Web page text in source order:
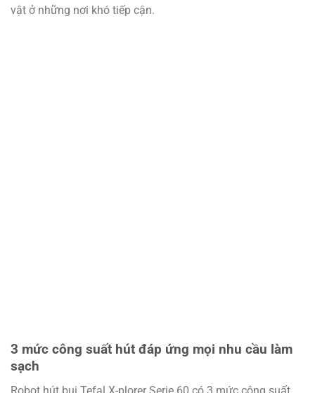
vật ở những nơi khó tiếp cận.
3 mức công suất hút đáp ứng mọi nhu cầu làm
sạch